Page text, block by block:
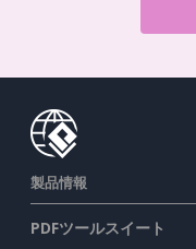
製品情報
PDFツールスイート